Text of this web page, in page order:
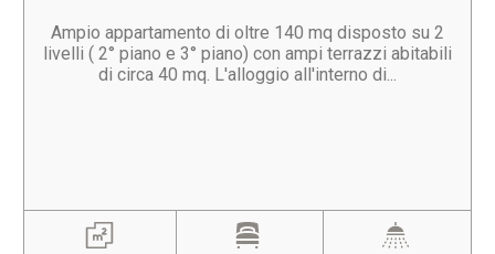
Ampio appartamento di oltre 140 mq disposto su 2
livelli ( 2° piano e 3° piano) con ampi terrazzi abitabili
di circa 40 mq. L'alloggio all'interno di...